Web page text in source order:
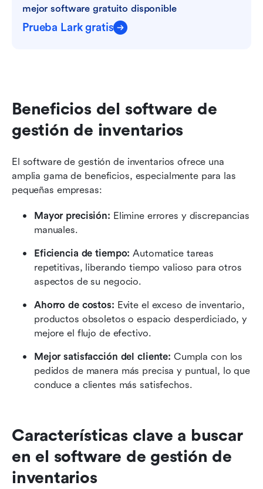
mejor software gratuito disponible
Prueba Lark gratis
Beneficios del software de
gestión de inventarios
El software de gestión de inventarios ofrece una
amplia gama de beneficios, especialmente para las
pequeñas empresas:
Mayor precisión: Elimine errores y discrepancias
manuales.
Eficiencia de tiempo: Automatice tareas
repetitivas, liberando tiempo valioso para otros
aspectos de su negocio.
Ahorro de costos: Evite el exceso de inventario,
productos obsoletos o espacio desperdiciado, y
mejore el flujo de efectivo.
Mejor satisfacción del cliente: Cumpla con los
pedidos de manera más precisa y puntual, lo que
conduce a clientes más satisfechos.
Características clave a buscar
en el software de gestión de
inventarios